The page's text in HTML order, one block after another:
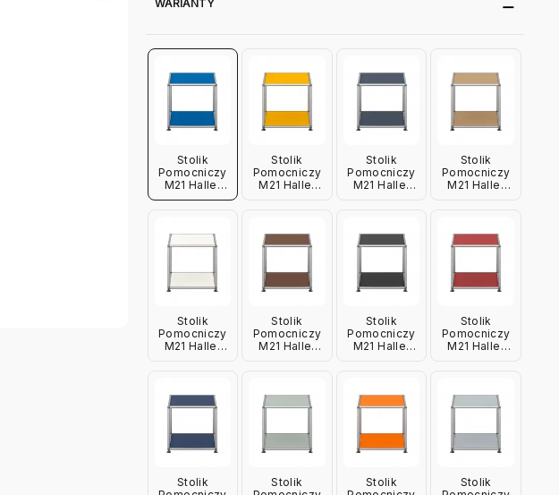
WARIANTY
Stolik
Pomocniczy
M21 Haller
Niebieski
Stolik
Pomocniczy
M21 Haller
Stolik
Pomocniczy
M21 Haller
Stolik
Pomocniczy
M21 Haller
Stolik
Pomocniczy
M21 Haller
Stolik
Pomocniczy
M21 Haller
Stolik
Pomocniczy
M21 Haller
Stolik
Pomocniczy
M21 Haller
Stolik
Stolik
Stolik
Stolik